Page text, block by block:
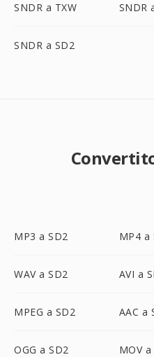
SNDR a TXW SNDR
SNDR a SD2
MP3 a SD2 MP4 a
WAV a SD2 AVI a
MPEG a SD2 AAC a
OGG a SD2 MOV